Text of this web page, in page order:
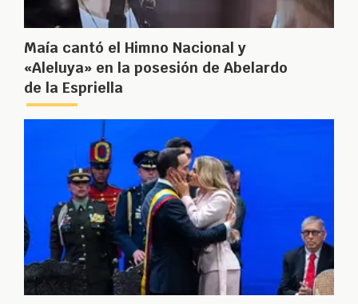
Maía cantó el Himno Nacional y
«Aleluya» en la posesión de Abelardo
de la Espriella